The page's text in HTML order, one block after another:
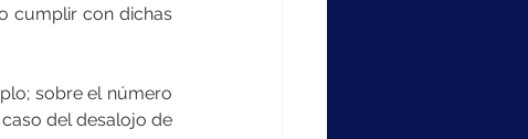
cumplir con dichas
sobre el número
del desalojo de